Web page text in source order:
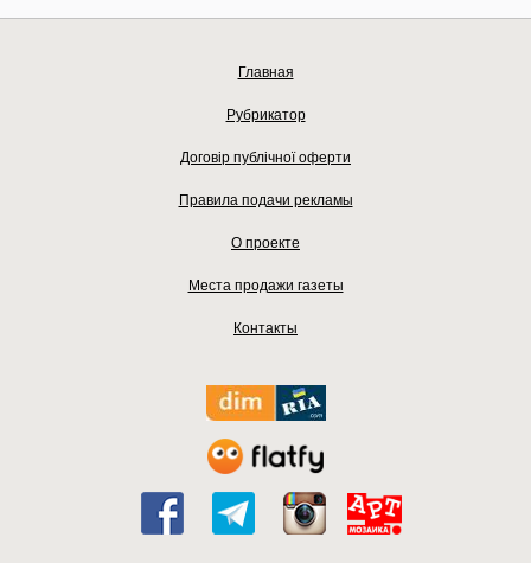
Главная
Рубрикатор
Договір публічної оферти
Правила подачи рекламы
О проекте
Места продажи газеты
Контакты